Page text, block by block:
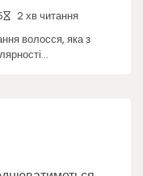
2 хв читання
волосся, яка з